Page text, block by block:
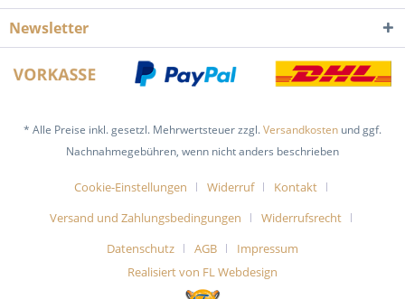
Newsletter
* Alle Preise inkl. gesetzl. Mehrwertsteuer zzgl.Versandkosten und ggf.
Nachnahmegebühren, wenn nicht anders beschrieben
Cookie-Einstellungen Widerruf
Kontakt
Versand und Zahlungsbedingungen
Widerrufsrecht
Datenschutz
AGB
Impressum
Realisiert von FL Webdesign